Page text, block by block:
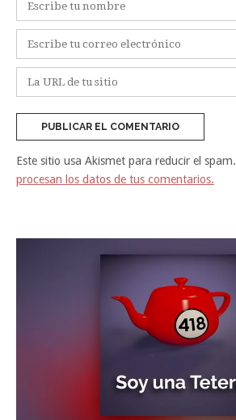
*
electrónico
Este sitio usa Akismet para reducir el spam.
procesan los datos de tus comentarios.